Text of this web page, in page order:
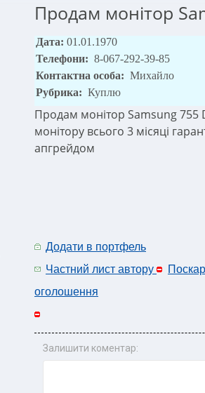
Продам монітор
Дата: 01.01.1970
Телефони: 8-067-292-39-85
Контактна особа: Михайло
Рубрика: Куплю
Продам монітор Samsung 755
монітору всього 3 місяці
апгрейдом
Додати в портфель
Частний лист автору
оголошення
Залишити коментар: